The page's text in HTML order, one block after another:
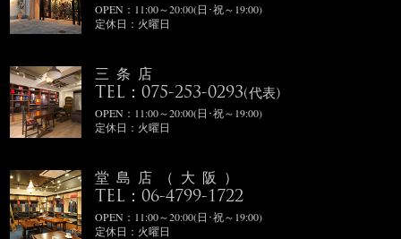
OPEN：11:00～20:00(日･祝～19:00)
定休日：火曜日
三条店
TEL：075-253-0293(代表)
OPEN：11:00～20:00(日･祝～19:00)
定休日：火曜日
堂島店（大阪）
TEL：06-4799-1722
OPEN：11:00～20:00(日･祝～19:00)
定休日：火曜日